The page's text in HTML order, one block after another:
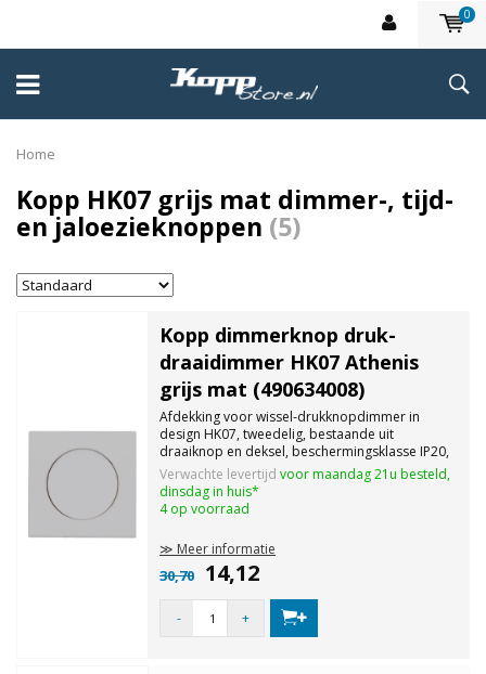
0
Home
Kopp HK07 grijs mat dimmer-, tijd-
en jaloezieknoppen (5)
Kopp dimmerknop druk-
draaidimmer HK07 Athenis
grijs mat (490634008)
Afdekking voor wissel-drukknopdimmer in
design HK07, tweedelig, bestaande uit
draaiknop en deksel, beschermingsklasse IP20,
kleur: grijs mat.
Verwachte levertijd voor maandag 21u besteld,
dinsdag in huis*
4 op voorraad
≫ Meer informatie
30,70 14,12
- +